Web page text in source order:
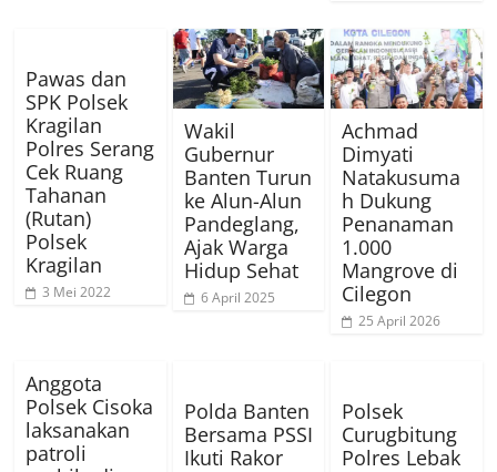
Pawas dan
SPK Polsek
Kragilan
Polres Serang
Cek Ruang
Tahanan
(Rutan)
Polsek
Kragilan
3 Mei 2022
Wakil
Gubernur
Banten Turun
ke Alun-Alun
Pandeglang,
Ajak Warga
Hidup Sehat
6 April 2025
Achmad
Dimyati
Natakusuma
h Dukung
Penanaman
1.000
Mangrove di
Cilegon
25 April 2026
Anggota
Polsek Cisoka
laksanakan
patroli
Polda Banten
Bersama PSSI
Ikuti Rakor
Polsek
Curugbitung
Polres Lebak